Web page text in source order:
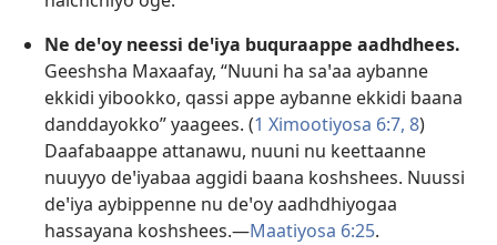
Ne deꞌoy neessi deꞌiya buquraappe aadhdhees.
Geeshsha Maxaafay, “Nuuni ha saꞌaa aybanne
ekkidi yibookko, qassi appe aybanne ekkidi baana
danddayokko” yaagees. (1 Ximootiyosa 6:7, 8)
Daafabaappe attanawu, nuuni nu keettaanne
nuuyyo deꞌiyabaa aggidi baana koshshees. Nuussi
deꞌiya aybippenne nu deꞌoy aadhdhiyogaa
hassayana koshshees.—Maatiyosa 6:25.